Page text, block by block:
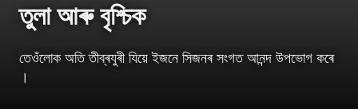
তুলা আৰু বৃশ্চিক
তেওঁলোক অতি তীব্ৰযুৰী যিয়ে ইজনে সিজনৰ সংগত আনন্দ উপভোগ কৰে
।